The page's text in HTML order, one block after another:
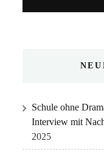
Schule ohne
Interview mit
2025